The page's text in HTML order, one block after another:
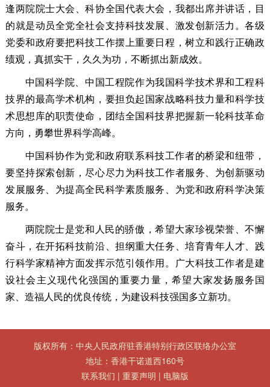
逢两院院士大会、科协全国代表大会，我都出席并讲话，目
的就是动员全党全社会支持科技发展、激发创新活力。各级
党委和政府要把科技工作摆上重要日程，树立和践行正确政
绩观，真抓实干，久久为功，不断抓出新成效。
中国科学院、中国工程院作为我国科学技术界和工程科
技界的最高学术机构，要担负起国家战略科技力量和科学技
术思想库的职责使命，团结全国科技界把握新一轮科技革命
方向，勇攀世界科学高峰。
中国科协作为党和政府联系科技工作者的桥梁和纽带，
要坚持探索创新，尽心尽力为科技工作者服务、为创新驱动
发展服务、为提高全民科学素质服务、为党和政府科学决策
服务。
两院院士是党和人民的骄傲，希望大家珍视荣誉、不懈
奋斗，在开拓科技前沿、担纲重大任务、培育青年人才、践
行科学家精神方面发挥示范引领作用。广大科技工作者是建
设社会主义现代化强国的重要力量，希望大家发扬服务国
家、造福人民的优良传统，为建设科技强国多立新功。
版权所有：中央人民政府驻香港特别行政区联络办公室
地址：香港干诺道西160号
联系我们 | 重要声明 | 电脑版